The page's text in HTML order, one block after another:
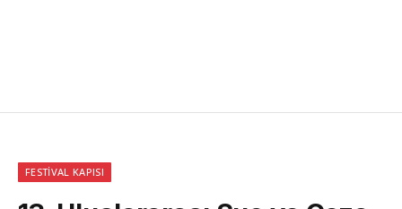
FESTIVAL KAPISI